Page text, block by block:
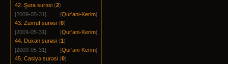
42. Şura surəsi (2)
[2009-05-31]
[Qur'ani-Kerim]
43. Zuxruf surəsi (0)
[2009-05-31]
[Qur'ani-Kerim]
44. Duxan surəsi (1)
[2009-05-31]
[Qur'ani-Kerim]
45. Casiyə surəsi (0)